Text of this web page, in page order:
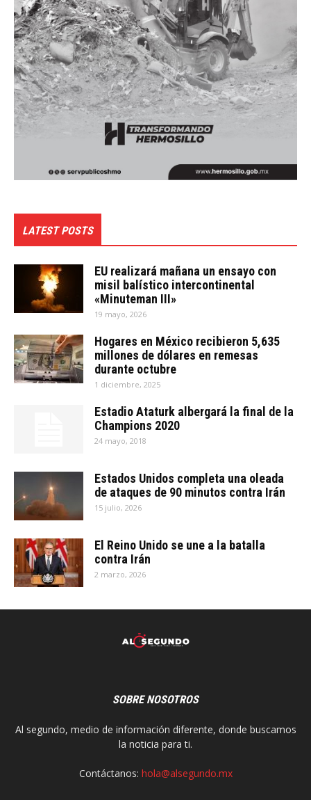
LATEST POSTS
EU realizará mañana un ensayo con
misil balístico intercontinental
«Minuteman III»
19 mayo, 2026
Hogares en México recibieron 5,635
millones de dólares en remesas
durante octubre
1 diciembre, 2025
Estadio Ataturk albergará la final de la
Champions 2020
24 mayo, 2018
Estados Unidos completa una oleada
de ataques de 90 minutos contra Irán
15 julio, 2026
El Reino Unido se une a la batalla
contra Irán
2 marzo, 2026
SOBRE NOSOTROS
Al segundo, medio de información diferente, donde buscamos
la noticia para ti.
Contáctanos: hola@alsegundo.mx